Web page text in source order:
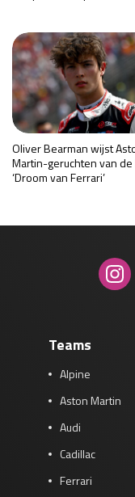
Oliver Bearman wijst
Martin-geruchten van de
‘Droom van Ferrari’
Teams
Alpine
Aston Martin
Audi
Cadillac
Ferrari